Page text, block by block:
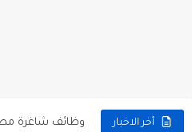
أخر الاخبار